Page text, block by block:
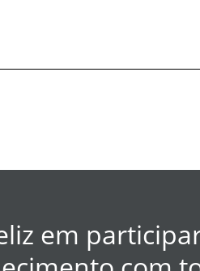
em